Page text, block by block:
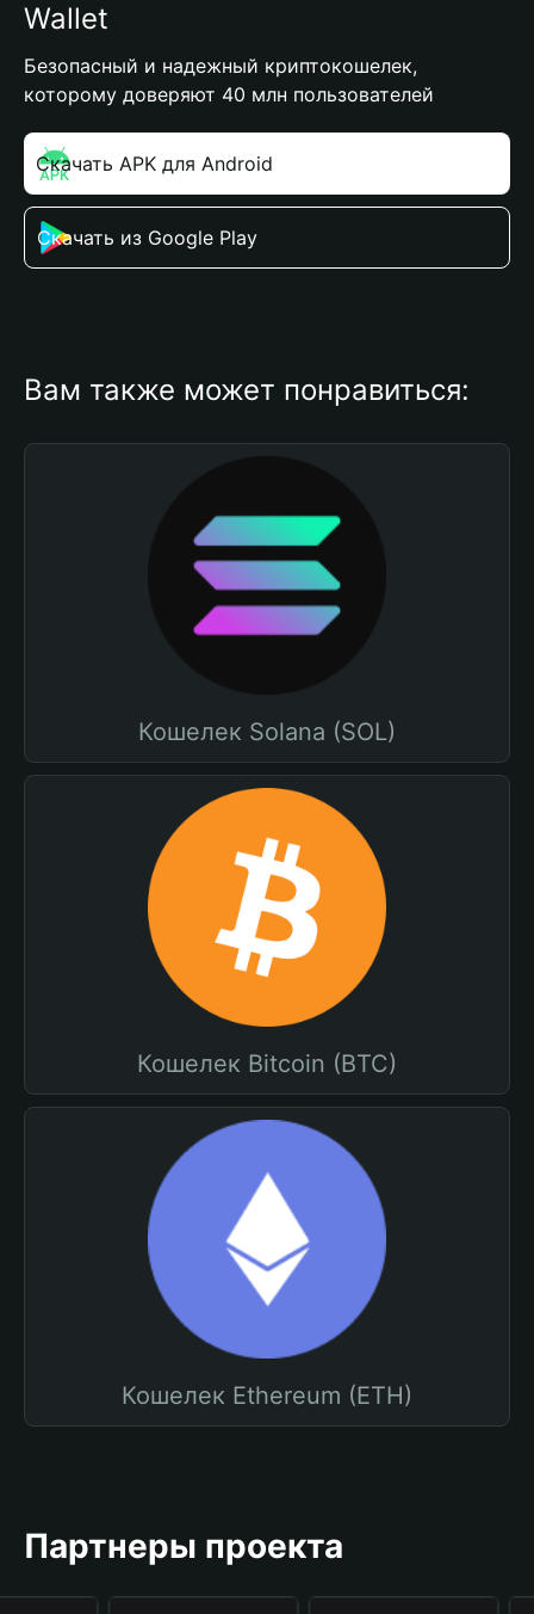
Wallet
Безопасный и надежный криптокошелек,
которому доверяют 40 млн пользователей
Скачать APK для Android
Скачать из Google Play
Вам также может понравиться:
Кошелек Solana (SOL)
Кошелек Bitcoin (BTC)
Кошелек Ethereum (ETH)
Партнеры проекта